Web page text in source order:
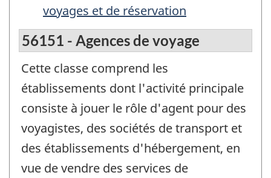
voyages et de réservation
56151 - Agences de voyage
Cette classe comprend les
établissements dont l'activité principale
consiste à jouer le rôle d'agent pour des
voyagistes, des sociétés de transport et
des établissements d'hébergement, en
vue de vendre des services de